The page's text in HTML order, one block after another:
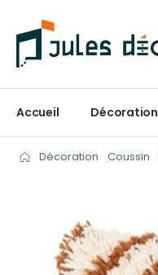
Accueil Décoration
Décoration Coussin